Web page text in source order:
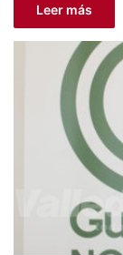
Leer más